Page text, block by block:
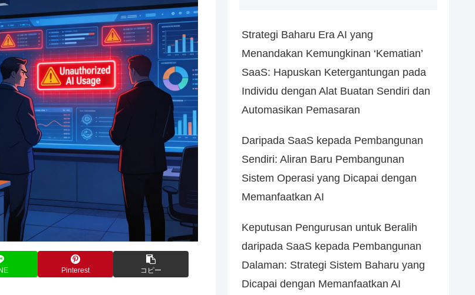
Pinterest コピー
Strategi Baharu Era AI yang
Menandakan Kemungkinan ‘Kematian’
SaaS: Hapuskan Ketergantungan pada
Individu dengan Alat Buatan Sendiri dan
Automasikan Pemasaran
Daripada SaaS kepada Pembangunan
Sendiri: Aliran Baru Pembangunan
Sistem Operasi yang Dicapai dengan
Memanfaatkan AI
Keputusan Pengurusan untuk Beralih
daripada SaaS kepada Pembangunan
Dalaman: Strategi Sistem Baharu yang
Dicapai dengan Memanfaatkan AI